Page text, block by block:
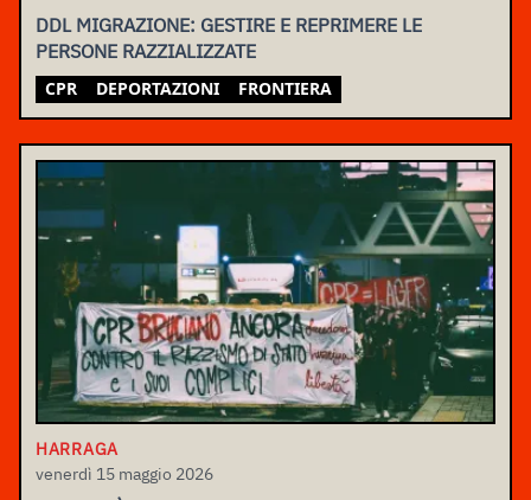
DDL MIGRAZIONE: GESTIRE E REPRIMERE LE
PERSONE RAZZIALIZZATE
CPR DEPORTAZIONI FRONTIERA
HARRAGA
venerdì 15 maggio 2026